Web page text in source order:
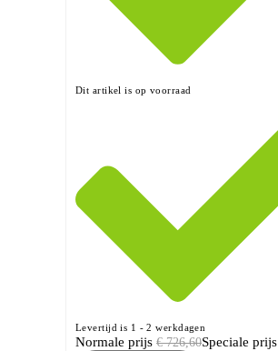
Dit artikel is op voorraad
Levertijd is 1 - 2 werkdagen
Speciale prijs
Normale prijs € 726,60